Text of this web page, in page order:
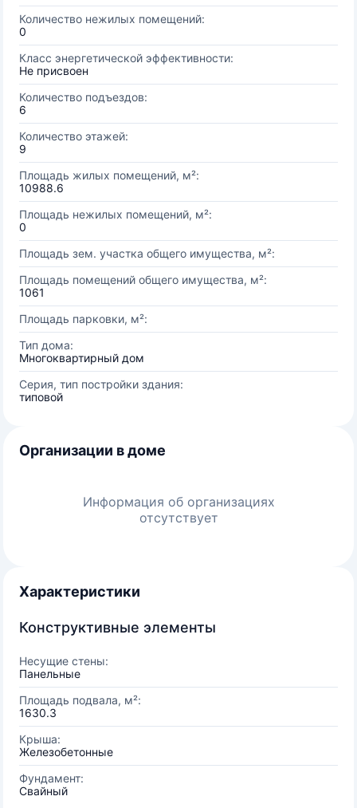
Количество нежилых помещений:
0
Класс энергетической эффективности:
Не присвоен
Количество подъездов:
6
Количество этажей:
9
Площадь жилых помещений, м²:
10988.6
Площадь нежилых помещений, м²:
0
Площадь зем. участка общего имущества, м²:
Площадь помещений общего имущества, м²:
1061
Площадь парковки, м²:
Тип дома:
Многоквартирный дом
Серия, тип постройки здания:
типовой
Организации в доме
Информация об организациях
отсутствует
Характеристики
Конструктивные элементы
Несущие стены:
Панельные
Площадь подвала, м²:
1630.3
Крыша:
Железобетонные
Фундамент:
Свайный